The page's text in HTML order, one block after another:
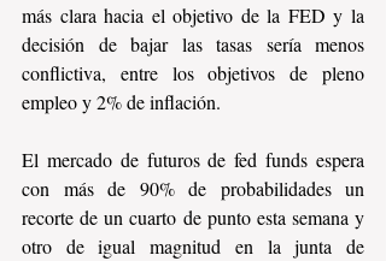
más clara hacia el objetivo de la FED y la
decisión de bajar las tasas sería menos
conflictiva, entre los objetivos de pleno
empleo y 2% de inflación.
El mercado de futuros de fed funds espera
con más de 90% de probabilidades un
recorte de un cuarto de punto esta semana y
otro de igual magnitud en la junta de